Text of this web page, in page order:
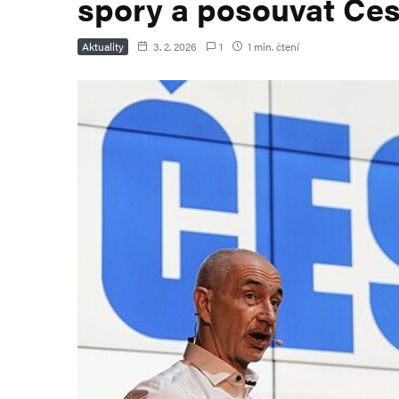
Aktuality 3. 2. 2026 1 1 min. čtení